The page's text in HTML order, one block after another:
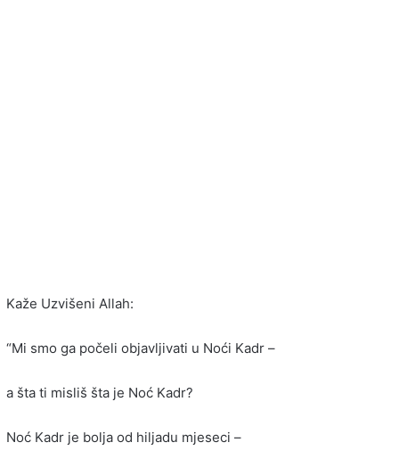
Kaže Uzvišeni Allah:
“Mi smo ga počeli objavljivati u Noći Kadr –
a šta ti misliš šta je Noć Kadr?
Noć Kadr je bolja od hiljadu mjeseci –